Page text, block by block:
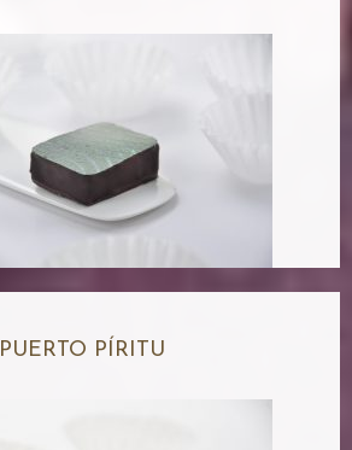
PUERTO PÍRITU